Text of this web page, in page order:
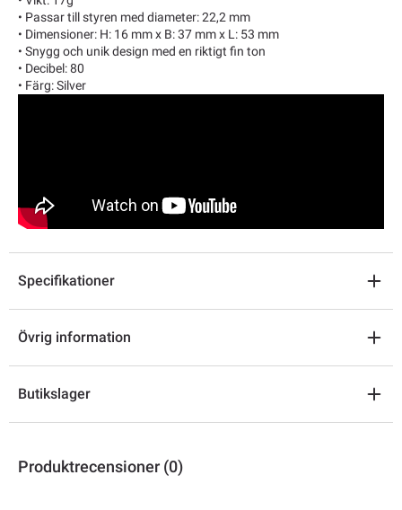
• Passar till styren med diameter: 22,2 mm
• Dimensioner: H: 16 mm x B: 37 mm x L: 53 mm
• Snygg och unik design med en riktigt fin ton
• Decibel: 80
• Färg: Silver
Specifikationer
Övrig information
Butikslager
Produktrecensioner (0)